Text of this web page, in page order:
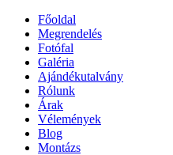
Főoldal
Megrendelés
Fotófal
Galéria
Ajándékutalvány
Rólunk
Árak
Vélemények
Blog
Montázs